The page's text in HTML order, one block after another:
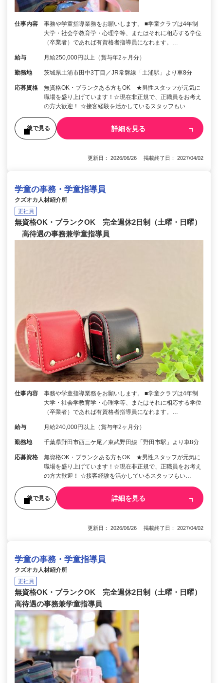
仕事内容
事務や学童指導業務をお願いします。 ■学童クラブは4年制
大学・社会学教育学・心理学等、またはそれに相応する学位
（卒業者）であれば有資格者指導員になれます。…
給与 月給250,000円以上（賞与年2ヶ月分）
勤務地 茨城県土浦市田中3丁目／JR常磐線「土浦駅」より車8分
応募資格
無資格OK・ブランクある方もOK ★男性スタッフが元気に
職場を盛り上げています！☆現在非正規で、正職員をお考え
の方大歓迎！ ☆接客経験を活かしているスタッフもい…
後で見る 詳細を見る
更新日： 2026/06/26 掲載終了日： 2027/04/02
学童の事務・学童指導員
クズオカ人材紹介所
正社員
無資格OK・ブランクOK 完全週休2日制（土曜・日曜）
高待遇の事務兼学童指導員
仕事内容
事務や学童指導業務をお願いします。 ■学童クラブは4年制
大学・社会学教育学・心理学等、またはそれに相応する学位
（卒業者）であれば有資格者指導員になれます。…
給与 月給240,000円以上（賞与年2ヶ月分）
勤務地 千葉県野田市西三ケ尾／東武野田線「野田市駅」より車8分
応募資格
無資格OK・ブランクある方もOK ★男性スタッフが元気に
職場を盛り上げています！☆現在非正規で、正職員をお考え
の方大歓迎！ ☆接客経験を活かしているスタッフもい…
後で見る 詳細を見る
更新日： 2026/06/26 掲載終了日： 2027/04/02
学童の事務・学童指導員
クズオカ人材紹介所
正社員
無資格OK・ブランクOK 完全週休2日制（土曜・日曜）
高待遇の事務兼学童指導員